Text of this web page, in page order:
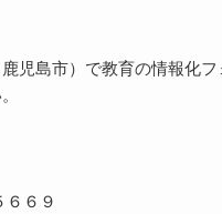
鹿児島市）で教育の情報化
６９